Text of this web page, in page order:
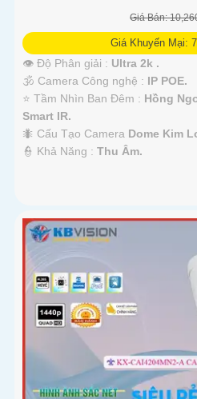
Giá Bán:
Giá Khuyến Mại:
👁 Độ Phân giải : Ultra 2k .
🕉️ Camera Công nghệ : IP POE.
⭐ Tầm Nhìn Ban Đêm : Hồng
Smart IR.
🐜 Cấu Tạo Camera Dome Kim
️👮 Khả Năng : Thu Âm.